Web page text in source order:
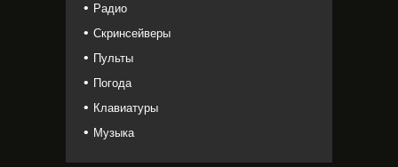
Радио
Скринсейверы
Пульты
Погода
Клавиатуры
Музыка